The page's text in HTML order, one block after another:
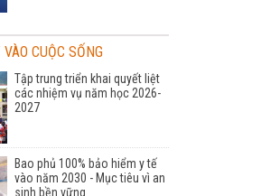
CUỘC SỐNG
Tập trung triển khai quyết liệt
các nhiệm vụ năm học 2026-
2027
Bao phủ 100% bảo hiểm y tế
vào năm 2030 - Mục tiêu vì an
sinh bền vững